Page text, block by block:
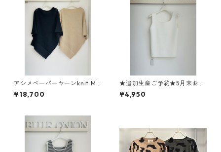
アシメペーパーヤーンknit M2
62- 93081 Mewl 26ss04 ¥18,
700
¥18,700
★追加生産ご予約★5月末お届
け★大人気★2WAYスクエアニ
ットタンク 612- 85520 cloch
¥4,950